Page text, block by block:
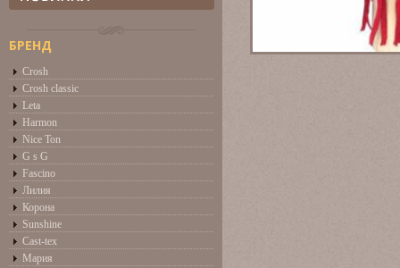
БРЕНД
Crosh
Crosh classic
Leta
Harmon
Nice Ton
G s G
Fascino
Лилия
Корона
Sunshine
Cast-tex
Мария